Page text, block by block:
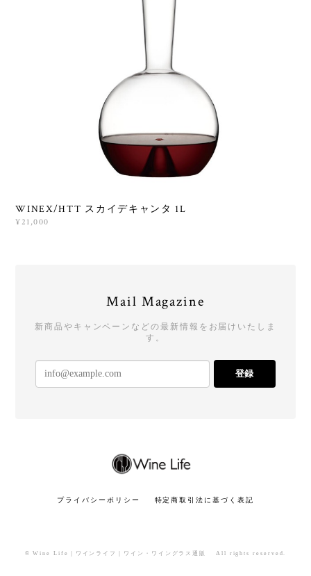
WINEX/HTT スカイデキャンタ 1L
¥21,000
Mail Magazine
新商品やキャンペーンなどの最新情報をお届けいたしま
す。
登録
プライバシーポリシー 特定商取引法に基づく表記
© Wine Life｜ワインライフ｜ワイン・ワイングラス通販 All rights reserved.